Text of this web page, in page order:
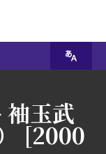
玉武
[2000